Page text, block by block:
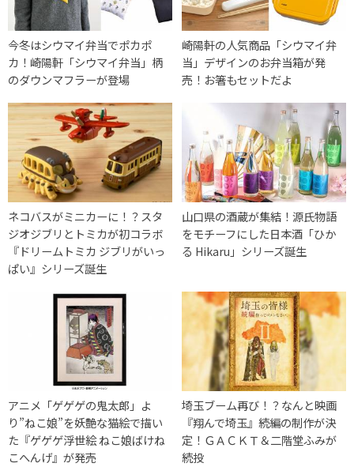
今冬はシウマイ弁当でポカポ
カ！崎陽軒「シウマイ弁当」柄
のダウンマフラーが登場
崎陽軒の人気商品「シウマイ弁
当」デザインのお弁当箱が発
売！お箸もセットだよ
ネコバスがミニカーに！？スタ
ジオジブリとトミカが初コラボ
『ドリームトミカ ジブリがいっ
ぱい』シリーズ誕生
山口県の酒蔵が集結！源氏物語
をモチーフにした日本酒「ひか
る Hikaru」シリーズ誕生
アニメ「ゲゲゲの鬼太郎」よ
り”ねこ娘”を妖艶な猫絵で描い
た『ゲゲゲ浮世絵 ねこ娘ばけね
こへんげ』が発売
埼玉ブーム再び！？なんと映画
『翔んで埼玉』続編の制作が決
定！ＧＡＣＫＴ＆二階堂ふみが
続投